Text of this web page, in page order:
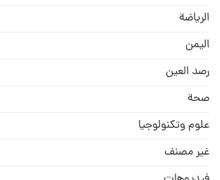
الریاضة
الیمن
رصد العین
صحة
علوم وتكنولوجيا
غير مصنف